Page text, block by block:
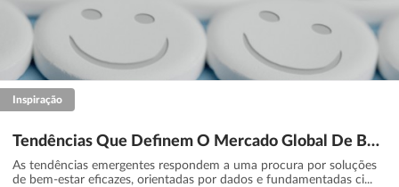
Inspiração
Tendências Que Definem O Mercado Global De Bem-Estar - Marcas em acção
As tendências emergentes respondem a uma procura por soluções
de bem-estar eficazes, orientadas por dados e fundamentadas ci...